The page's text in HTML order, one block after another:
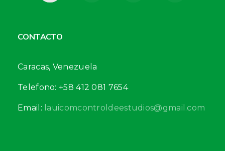
CONTACTO
Caracas, Venezuela
Telefono: +58 412 081 7654
Email: lauicomcontroldeestudios@gmail.com